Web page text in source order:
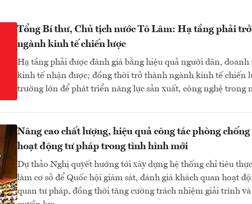
Tổng Bí thư, Chủ tịch nước Tô Lâm: Hạ tầng phải
ngành kinh tế chiến lược
Hạ tầng phải được đánh giá bằng hiệu quả người dân, doanh
kinh tế nhận được; đồng thời trở thành ngành kinh tế chiến
trường lớn để phát triển năng lực sản xuất, công nghệ trong
Nâng cao chất lượng, hiệu quả công tác phòng
hoạt động tư pháp trong tình hình mới
Dự thảo Nghị quyết hướng tới xây dựng hệ thống chỉ tiêu
làm cơ sở để Quốc hội giám sát, đánh giá khách quan hoạt
quan tư pháp, đồng thời tăng cường trách nhiệm giải trình